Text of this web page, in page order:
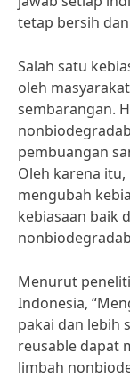
tetap bersih dan
Salah satu
oleh
sembarangan.
pembuangan
Oleh karena
mengubah
kebiasaan baik
Menurut
Indonesia,
pakai dan lebih
reusable dapat
limbah